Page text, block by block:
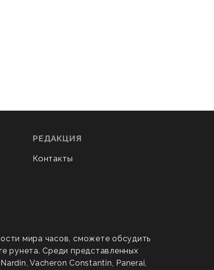
РЕДАКЦИЯ
Контакты
мира часов, сможете обсудить
рунета. Среди представленных
Vacheron Constantin, Panerai,